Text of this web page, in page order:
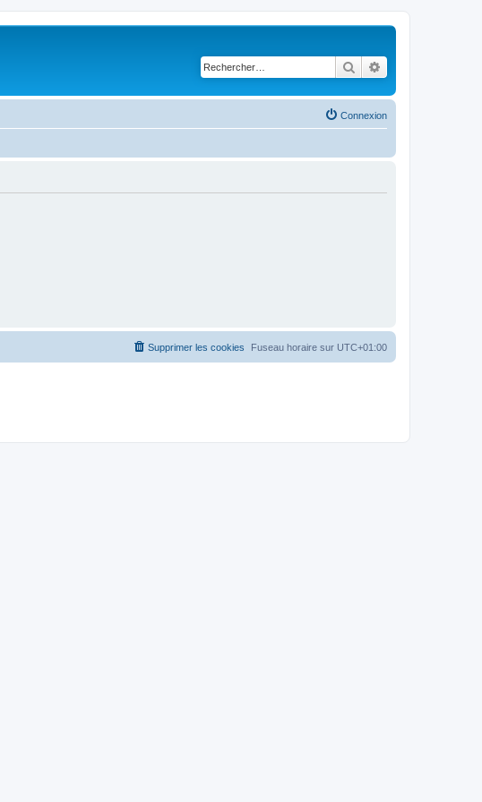
Rechercher
Connexion
Fuseau horaire sur UTC+01:00
Supprimer les cookies